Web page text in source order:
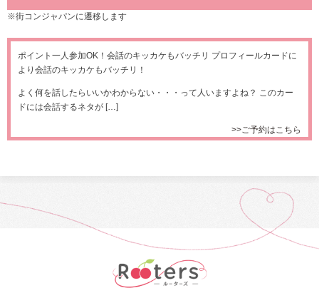
※街コンジャパンに遷移します
ポイント一人参加OK！会話のキッカケもバッチリ プロフィールカードに
より会話のキッカケもバッチリ！
よく何を話したらいいかわからない・・・って人いますよね？ このカー
ドには会話するネタが […]
>>ご予約はこちら